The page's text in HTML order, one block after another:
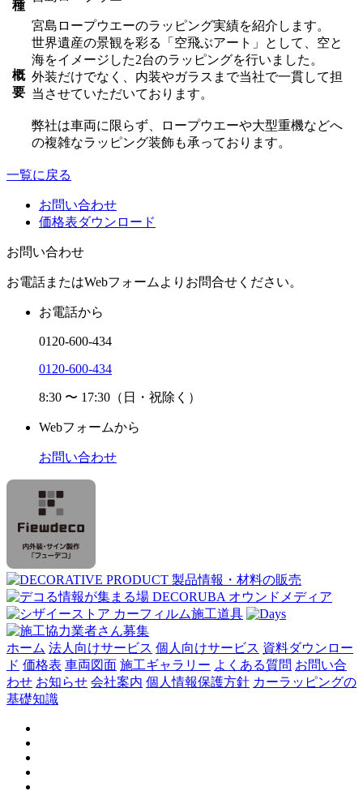
種
概
要
宮島ロープウエーのラッピング実績を紹介します。
世界遺産の景観を彩る「空飛ぶアート」として、空と
海をイメージした2台のラッピングを行いました。
外装だけでなく、内装やガラスまで当社で一貫して担
当させていただいております。
弊社は車両に限らず、ロープウエーや大型重機などへ
の複雑なラッピング装飾も承っております。
一覧に戻る
お問い合わせ
価格表ダウンロード
お問い合わせ
お電話またはWebフォームよりお問合せください。
お電話から
0120-600-434
0120-600-434
8:30 〜 17:30（日・祝除く）
Webフォームから
お問い合わせ
ホーム 法人向けサービス 個人向けサービス 資料ダウンロー
ド 価格表 車両図面 施工ギャラリー よくある質問 お問い合
わせ お知らせ 会社案内 個人情報保護方針 カーラッピングの
基礎知識